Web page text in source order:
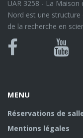
UAR 3258 - La Maison
Nord est une
de la recherche en
Bluesky
Canal
MENU
Réservations de
Mentions légales